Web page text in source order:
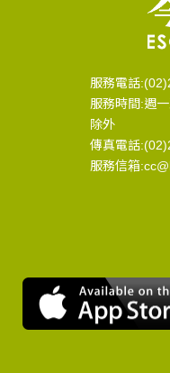
服務電話
服務時間:週
除外
傳真電話
服務信箱